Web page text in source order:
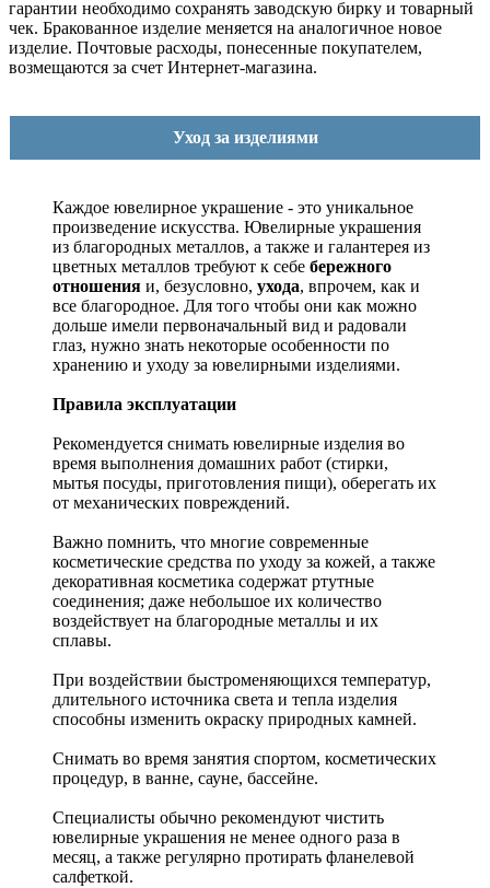
гарантии необходимо сохранять заводскую бирку и товарный
чек. Бракованное изделие меняется на аналогичное новое
изделие. Почтовые расходы, понесенные покупателем,
возмещаются за счет Интернет-магазина.
Уход за изделиями
Каждое ювелирное украшение - это уникальное
произведение искусства. Ювелирные украшения
из благородных металлов, а также и галантерея из
цветных металлов требуют к себе бережного
отношения и, безусловно, ухода, впрочем, как и
все благородное. Для того чтобы они как можно
дольше имели первоначальный вид и радовали
глаз, нужно знать некоторые особенности по
хранению и уходу за ювелирными изделиями.
Правила эксплуатации
Рекомендуется снимать ювелирные изделия во
время выполнения домашних работ (стирки,
мытья посуды, приготовления пищи), оберегать их
от механических повреждений.
Важно помнить, что многие современные
косметические средства по уходу за кожей, а также
декоративная косметика содержат ртутные
соединения; даже небольшое их количество
воздействует на благородные металлы и их
сплавы.
При воздействии быстроменяющихся температур,
длительного источника света и тепла изделия
способны изменить окраску природных камней.
Снимать во время занятия спортом, косметических
процедур, в ванне, сауне, бассейне.
Специалисты обычно рекомендуют чистить
ювелирные украшения не менее одного раза в
месяц, а также регулярно протирать фланелевой
салфеткой.